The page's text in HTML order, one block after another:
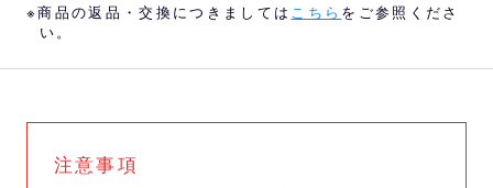
※商品の返品・交換につきましては こちら をご参照くださ
い。
注意事項